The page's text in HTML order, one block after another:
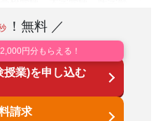
の定着、総合型選抜(旧AO)
試対策、学校別特化対策、
、私大対策、共通テスト対
検定)対策、漢検(漢字検定)
特化対策、その他科目別特化
！無料 ／
円分もらえる！
授業)を申し込む
請求